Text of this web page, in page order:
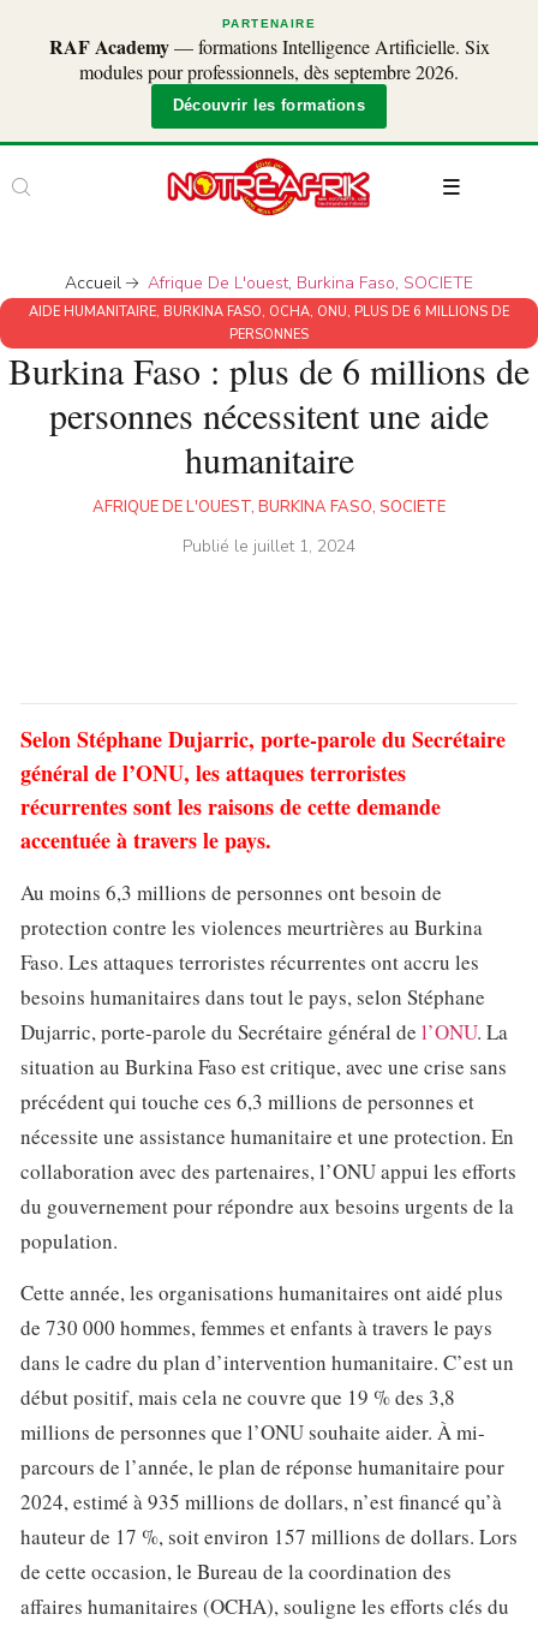
PARTENAIRE
RAF Academy— formations Intelligence Artificielle. Six
modules pour professionnels, dès septembre 2026.
Découvrir les formations
Accueil Afrique De L'ouest, Burkina Faso, SOCIETE
AIDE HUMANITAIRE, BURKINA FASO, OCHA, ONU, PLUS DE 6 MILLIONS DE
PERSONNES
Burkina Faso : plus de 6 millions de
personnes nécessitent une aide
humanitaire
AFRIQUE DE L'OUEST, BURKINA FASO, SOCIETE
Publié le juillet 1, 2024
Selon Stéphane Dujarric, porte-parole du Secrétaire
général de l’ONU, les attaques terroristes
récurrentes sont les raisons de cette demande
accentuée à travers le pays.
Au moins 6,3 millions de personnes ont besoin de
protection contre les violences meurtrières au Burkina
Faso. Les attaques terroristes récurrentes ont accru les
besoins humanitaires dans tout le pays, selon Stéphane
Dujarric, porte-parole du Secrétaire général de l’ONU. La
situation au Burkina Faso est critique, avec une crise sans
précédent qui touche ces 6,3 millions de personnes et
nécessite une assistance humanitaire et une protection. En
collaboration avec des partenaires, l’ONU appui les efforts
du gouvernement pour répondre aux besoins urgents de la
population.
Cette année, les organisations humanitaires ont aidé plus
de 730 000 hommes, femmes et enfants à travers le pays
dans le cadre du plan d’intervention humanitaire. C’est un
début positif, mais cela ne couvre que 19 % des 3,8
millions de personnes que l’ONU souhaite aider. À mi-
parcours de l’année, le plan de réponse humanitaire pour
2024, estimé à 935 millions de dollars, n’est financé qu’à
hauteur de 17 %, soit environ 157 millions de dollars. Lors
de cette occasion, le Bureau de la coordination des
affaires humanitaires (OCHA), souligne les efforts clés du